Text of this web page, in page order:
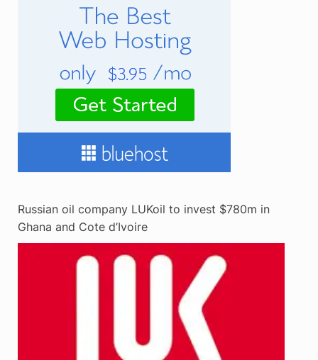
Russian oil company LUKoil to invest $780m in
Ghana and Cote d’Ivoire